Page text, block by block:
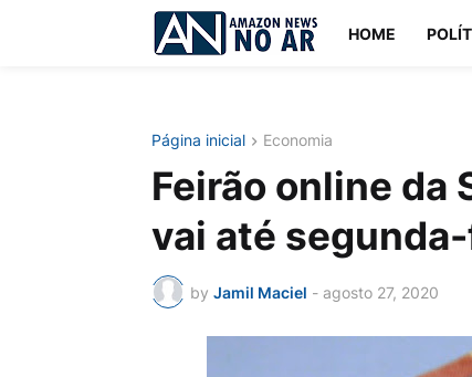
HOME
Página inicial Economia
Feirão online da
vai até
by Jamil Maciel - agosto 27, 2020